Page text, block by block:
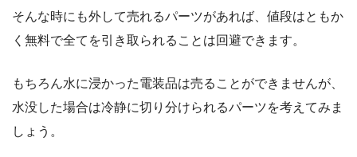
そんな時にも外して売れるパーツがあれば、値段はともか
く無料で全てを引き取られることは回避できます。
もちろん水に浸かった電装品は売ることができませんが、
水没した場合は冷静に切り分けられるパーツを考えてみま
しょう。